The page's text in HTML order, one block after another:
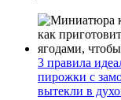
3 правила
пирожки с
вытекли в